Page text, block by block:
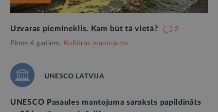
Uzvaras piemineklis. Kam būt tā vietā? 3
Pirms 4 gadiem, Kultūras mantojums
UNESCO LATVIJA
UNESCO Pasaules mantojuma saraksts papildināts